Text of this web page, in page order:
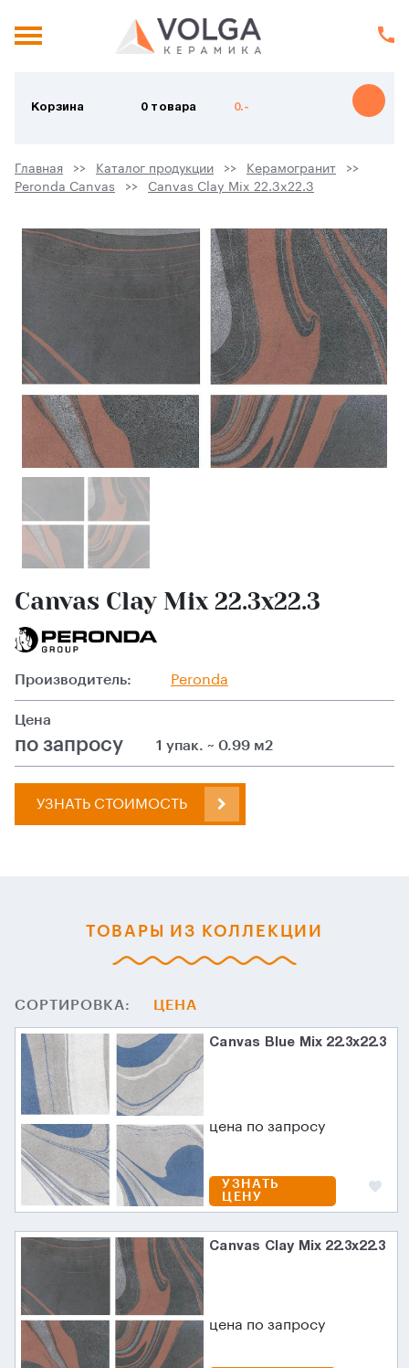
Корзина 0 товара 0.-
Главная Каталог продукции
Керамогранит
Peronda Canvas
Canvas Clay Mix 22.3x22.3
Canvas Clay Mix 22.3x22.3
Производитель: Peronda
Цена
по запросу 1 упак. ~ 0.99 м2
УЗНАТЬ СТОИМОСТЬ
ТОВАРЫ ИЗ КОЛЛЕКЦИИ
СОРТИРОВКА: ЦЕНА
Canvas Blue Mix 22.3x22.3
цена по запросу
УЗНАТЬ
ЦЕНУ
Canvas Clay Mix 22.3x22.3
цена по запросу